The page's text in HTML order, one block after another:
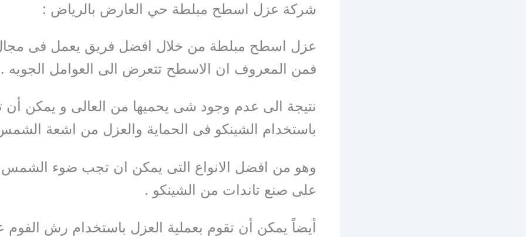
شركة عزل اسطح مبلطة حي العارض بالرياض :
عزل اسطح مبلطة من خلال افضل فريق يعمل فى
فمن المعروف ان الاسطح تتعرض الى العوامل الجويه .
نتيجة الى عدم وجود شى يحميها من العالى و يمكن أن
باستخدام الشينكو فى الحماية والعزل من اشعة
وهو من افضل الانواع التى يمكن ان تجب ضوء
على صنع تاندات من الشينكو .
أيضاً يمكن أن تقوم بعملية العزل باستخدام رش الفوم